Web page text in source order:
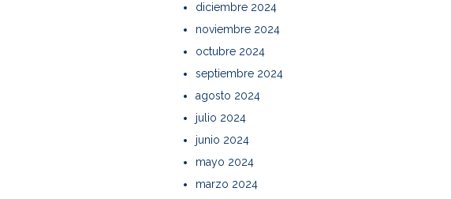
diciembre 2024
noviembre 2024
octubre 2024
septiembre 2024
agosto 2024
julio 2024
junio 2024
mayo 2024
marzo 2024